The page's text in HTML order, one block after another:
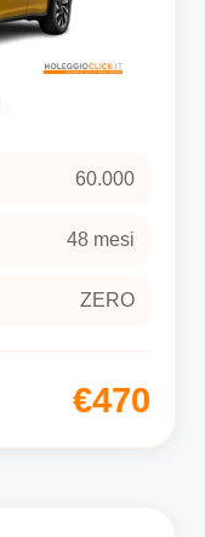
60.000
48 mesi
ZERO
€470